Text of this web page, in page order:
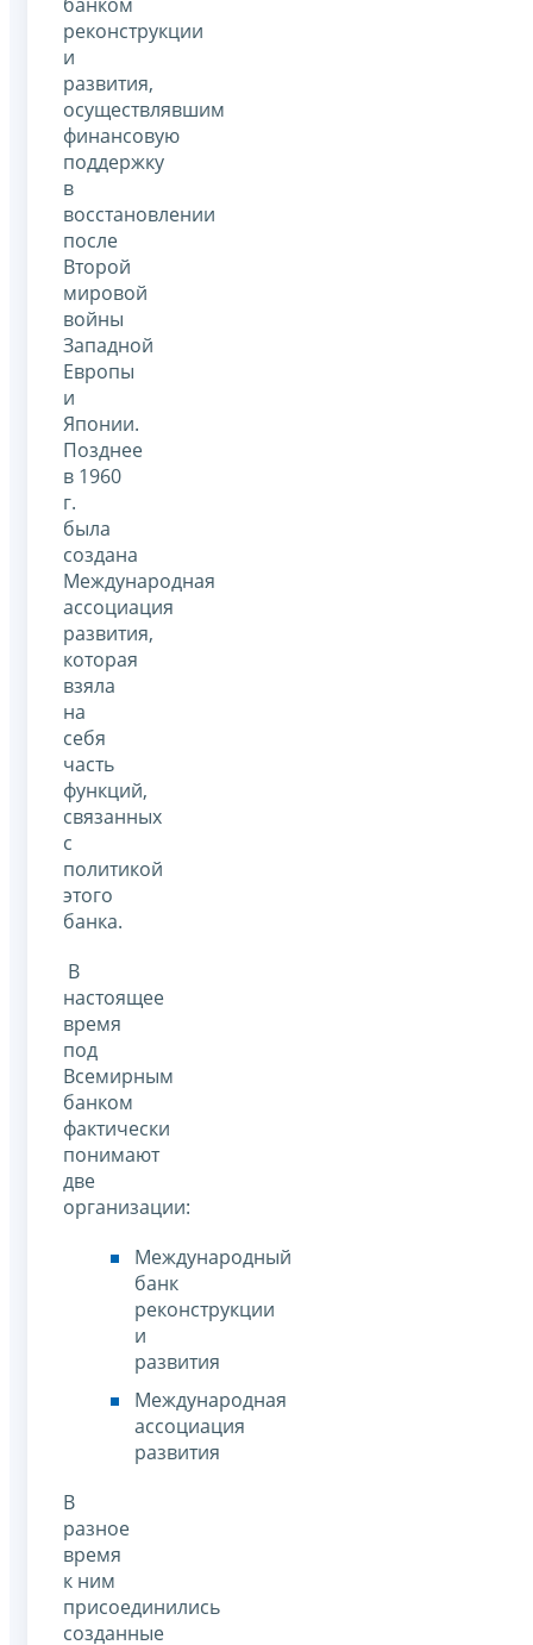
реконструкции
и
развития,
осуществлявшим
финансовую
поддержку
в
восстановлении
после
Второй
мировой
войны
Западной
Европы
и
Японии.
Позднее
в 1960
г.
была
создана
Международная
ассоциация
развития,
которая
взяла
на
себя
часть
функций,
связанных
с
политикой
этого
банка.
В
настоящее
время
под
Всемирным
банком
фактически
понимают
две
организации:
Международный
банк
реконструкции
и
развития
Международная
ассоциация
развития
В
разное
время
к ним
присоединились
созданные